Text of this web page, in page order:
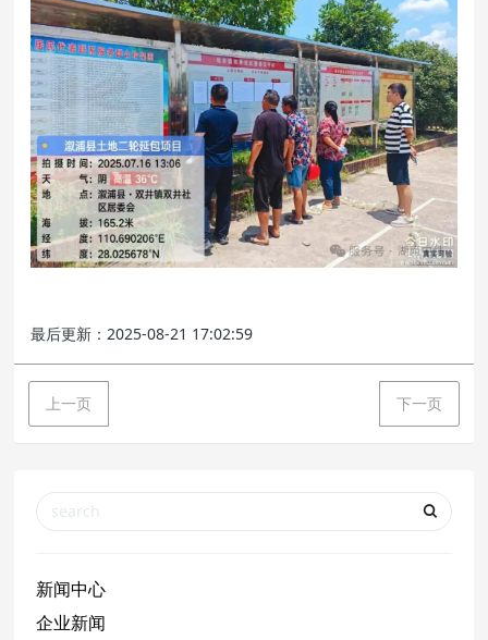
最后更新：2025-08-21 17:02:59
上一页 下一页
新闻中心
企业新闻